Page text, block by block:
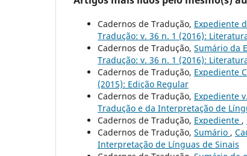
Cadernos de Tradução, Expediente
Tradução: v. 36 n. 1 (2016):
Cadernos de Tradução, Sumário da
Tradução: v. 36 n. 1 (2016):
Cadernos de Tradução, Expediente
(2015): Edição Regular
Cadernos de Tradução, Expediente
Tradução e da Interpretação de
Cadernos de Tradução, Expediente ,
Cadernos de Tradução, Sumário ,
Interpretação de Línguas de Sinais